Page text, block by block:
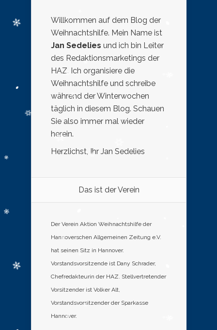
Willkommen auf dem Blog der
Weihnachtshilfe. Mein Name ist
Jan Sedelies und ich bin Leiter
des Redaktionsmarketings der
HAZ. Ich organisiere die
Weihnachtshilfe und schreibe
während der Winterwochen
täglich in diesem Blog. Schauen
Sie also immer mal wieder
herein.
Herzlichst, Ihr Jan Sedelies
Das ist der Verein
Der Verein Aktion Weihnachtshilfe der
Hannoverschen Allgemeinen Zeitung e.V.
hat seinen Sitz in Hannover.
Vorstandsvorsitzende ist Dany Schrader,
Chefredakteurin der HAZ. Stellvertretender
Vorsitzender ist Volker Alt,
Vorstandsvorsitzender der Sparkasse
Hannover.